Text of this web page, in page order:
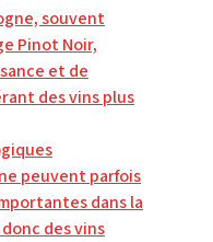
souvent
Pinot Noir,
et de
des vins plus
peuvent parfois
dans la
des vins